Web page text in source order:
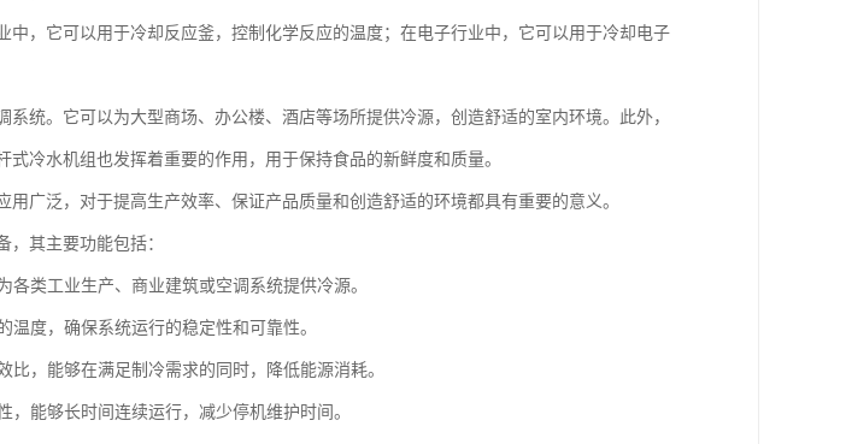
中，它可以用于冷却反应釜，控制化学反应的温度；在电子行业中，它可以用于冷却电子
统。它可以为大型商场、办公楼、酒店等场所提供冷源，创造舒适的室内环境。此外，
冷水机组也发挥着重要的作用，用于保持食品的新鲜度和质量。
广泛，对于提高生产效率、保证产品质量和创造舒适的环境都具有重要的意义。
其主要功能包括：
类工业生产、商业建筑或空调系统提供冷源。
度，确保系统运行的稳定性和可靠性。
，能够在满足制冷需求的同时，降低能源消耗。
能够长时间连续运行，减少停机维护时间。